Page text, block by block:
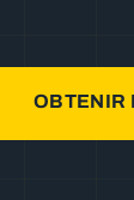
OBTENIR